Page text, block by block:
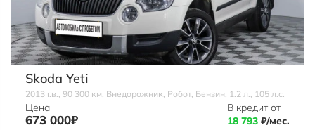
Skoda Yeti
2013 г.в., 90 300 км, Внедорожник, Робот, Бензин, 1.2 л., 105 л.с.
Цена
673 000₽
В кредит от
18 793 ₽/мес.